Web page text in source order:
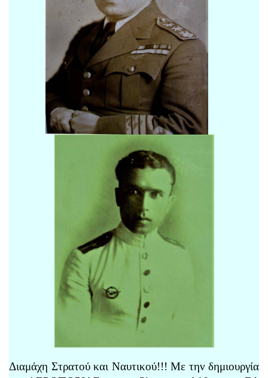
Διαμάχη Στρατού και Ναυτικού!!! Με την δημιουργία